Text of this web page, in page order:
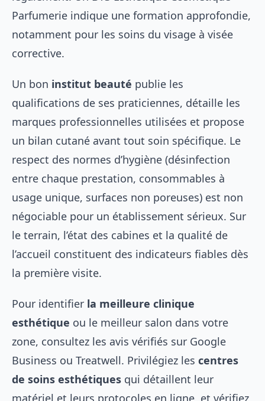
Parfumerie indique une formation approfondie,
notamment pour les soins du visage à visée
corrective.
Un bon institut beauté publie les
qualifications de ses praticiennes, détaille les
marques professionnelles utilisées et propose
un bilan cutané avant tout soin spécifique. Le
respect des normes d’hygiène (désinfection
entre chaque prestation, consommables à
usage unique, surfaces non poreuses) est non
négociable pour un établissement sérieux. Sur
le terrain, l’état des cabines et la qualité de
l’accueil constituent des indicateurs fiables dès
la première visite.
Pour identifier la meilleure clinique
esthétique ou le meilleur salon dans votre
zone, consultez les avis vérifiés sur Google
Business ou Treatwell. Privilégiez les centres
de soins esthétiques qui détaillent leur
matériel et leurs protocoles en ligne, et vérifiez